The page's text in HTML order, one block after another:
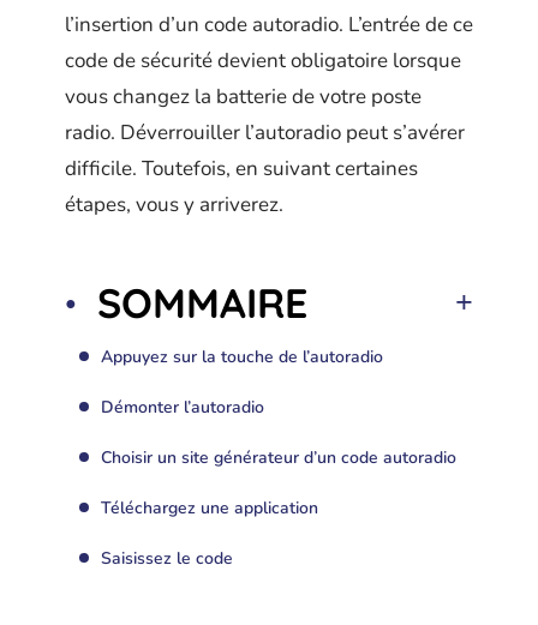
l’insertion d’un code autoradio. L’entrée de ce
code de sécurité devient obligatoire lorsque
vous changez la batterie de votre poste
radio. Déverrouiller l’autoradio peut s’avérer
difficile. Toutefois, en suivant certaines
étapes, vous y arriverez.
SOMMAIRE
Appuyez sur la touche de l’autoradio
Démonter l’autoradio
Choisir un site générateur d’un code autoradio
Téléchargez une application
Saisissez le code